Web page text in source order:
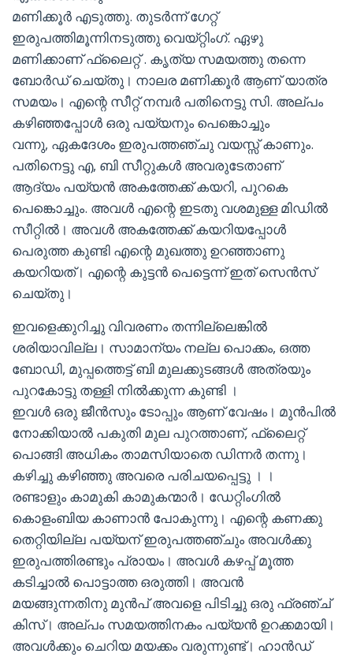
മണിക്കൂർ എടുത്തു. തുടർന്ന് ഗേറ്റ്
ഇരുപത്തിമൂന്നിനടുത്തു വെയ്റ്റിംഗ്. ഏഴു
മണിക്കാണ് ഫ്ലൈറ്റ് . കൃത്യ സമയത്തു തന്നെ
ബോർഡ് ചെയ്തു। നാലര മണിക്കൂർ ആണ് യാത്ര
സമയം। എന്റെ സീറ്റ് നമ്പർ പതിനെട്ടു സി. അല്പം
കഴിഞ്ഞപ്പോൾ ഒരു പയ്യനും പെങ്കൊച്ചും
വന്നു, ഏകദേശം ഇരുപത്തഞ്ചു വയസ്സ് കാണും.
പതിനെട്ടു എ, ബി സീറ്റുകൾ അവരുടേതാണ്
ആദ്യം പയ്യൻ അകത്തേക്ക് കയറി, പുറകെ
പെങ്കൊച്ചും. അവൾ എന്റെ ഇടതു വശമുള്ള മിഡിൽ
സീറ്റിൽ। അവൾ അകത്തേക്ക് കയറിയപ്പോൾ
പെരുത്ത കുണ്ടി എന്റെ മുഖത്തു ഉറഞ്ഞാണു
കയറിയത്। എന്റെ കുട്ടൻ പെട്ടെന്ന് ഇത് സെൻസ്
ചെയ്തു।
ഇവളെക്കുറിച്ചു വിവരണം തന്നില്ലെങ്കിൽ
ശരിയാവില്ല। സാമാന്യം നല്ല പൊക്കം, ഒത്ത
ബോഡി, മുപ്പത്തെട്ട് ബി മുലക്കുടങ്ങൾ അത്രയും
പുറകോട്ടു തള്ളി നിൽക്കുന്ന കുണ്ടി ।
ഇവൾ ഒരു ജീൻസും ടോപ്പും ആണ് വേഷം। മുൻപിൽ
നോക്കിയാൽ പകുതി മുല പുറത്താണ്, ഫ്ലൈറ്റ്
പൊങ്ങി അധികം താമസിയാതെ ഡിന്നർ തന്നു।
കഴിച്ചു കഴിഞ്ഞു അവരെ പരിചയപ്പെട്ടു । ।
രണ്ടാളും കാമുകി കാമുകന്മാർ। ഡേറ്റിംഗിൽ
കൊളംബിയ കാണാൻ പോകുന്നു। എന്റെ കണക്കു
തെറ്റിയില്ല പയ്യന് ഇരുപത്തഞ്ചും അവൾക്കു
ഇരുപത്തിരണ്ടും പ്രായം। അവൾ കഴപ്പ് മൂത്ത
കടിച്ചാൽ പൊട്ടാത്ത ഒരുത്തി। അവൻ
മയങ്ങുന്നതിനു മുൻപ് അവളെ പിടിച്ചു ഒരു ഫ്രഞ്ച്
കിസ്। അല്പം സമയത്തിനകം പയ്യൻ ഉറക്കമായി।
അവൾക്കും ചെറിയ മയക്കം വരുന്നുണ്ട്। ഹാൻഡ്